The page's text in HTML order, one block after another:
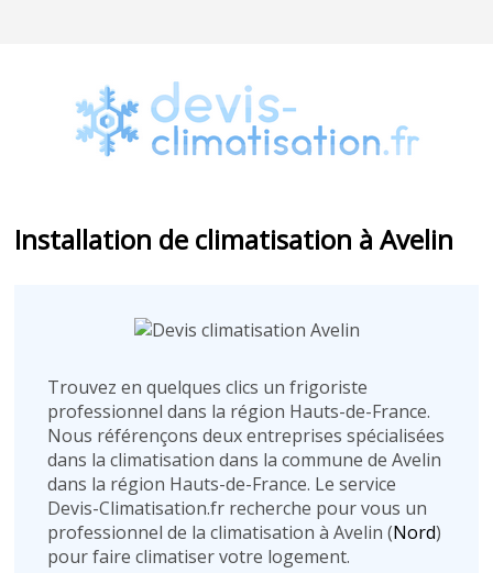
Installation de climatisation à Avelin
Trouvez en quelques clics un frigoriste
professionnel dans la région Hauts-de-France.
Nous référençons deux entreprises spécialisées
dans la climatisation dans la commune de Avelin
dans la région Hauts-de-France. Le service
Devis-Climatisation.fr recherche pour vous un
professionnel de la climatisation à Avelin (Nord)
pour faire climatiser votre logement.